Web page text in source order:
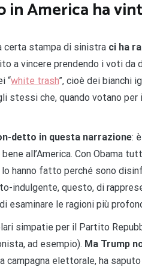
in America ha
certa stampa di sinistra ci ha
a vincere prendendo i voti
“white trash”, cioè dei bianchi
stessi che, quando votano
detto in questa narrazione:
all’America. Con Obama
hanno fatto perché sono
indulgente, questo, di
esaminare le ragioni più
simpatie per il Partito
ad esempio). Ma Trump
campagna elettorale, ha